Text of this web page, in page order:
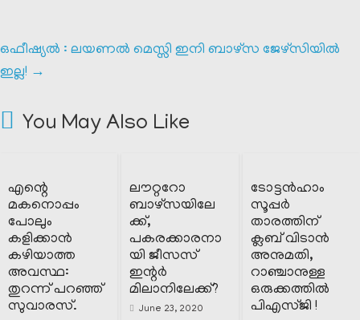
ഒഫീഷ്യൽ : ലയണൽ മെസ്സി ഇനി ബാഴ്‌സ ജേഴ്സിയിൽ
ഇല്ല! →
You May Also Like
എന്റെ
മകനൊപ്പം
പോലും
കളിക്കാൻ
കഴിയാത്ത
അവസ്ഥ:
തുറന്ന് പറഞ്ഞ്
സുവാരസ്.
ലൗറ്ററോ
ബാഴ്സയിലേ
ക്ക്,
പകരക്കാരനാ
യി ജീസസ്
ഇന്റർ
മിലാനിലേക്ക്?
June 23, 2020
ടോട്ടൻഹാം
സൂപ്പർ
താരത്തിന്
ക്ലബ് വിടാൻ
അനുമതി,
റാഞ്ചാനുള്ള
ഒരുക്കത്തിൽ
പിഎസ്ജി !